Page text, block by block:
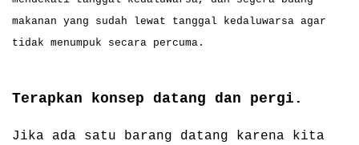
makanan yang sudah lewat tanggal kedaluwarsa agar
tidak menumpuk secara percuma.
Terapkan konsep datang dan pergi.
Jika ada satu barang datang karena kita